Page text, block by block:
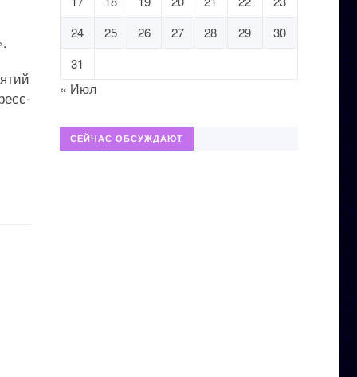
24
25 26 27 28 29
30
31
« Июл
СЕЙЧАС ОБСУЖДАЮТ